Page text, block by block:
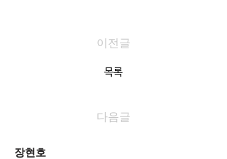
이전글
목록
다음글
장현호